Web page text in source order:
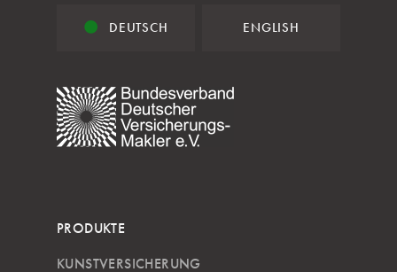
DEUTSCH ENGLISH
PRODUKTE
KUNSTVERSICHERUNG